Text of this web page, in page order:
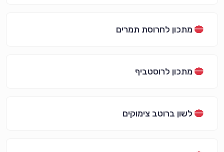
מתכון לחרוסת תמרים
מתכון לרוסטביף
לשון ברוטב צימוקים